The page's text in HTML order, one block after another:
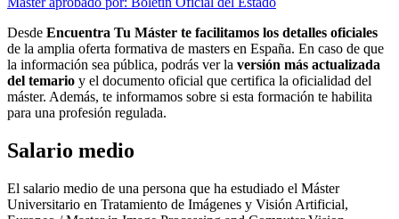
Desde Encuentra Tu Máster te facilitamos los detalles oficiales
de la amplia oferta formativa de masters en España. En caso de que
la información sea pública, podrás ver la versión más actualizada
del temario y el documento oficial que certifica la oficialidad del
máster. Además, te informamos sobre si esta formación te habilita
para una profesión regulada.
Salario medio
El salario medio de una persona que ha estudiado el Máster
Universitario en Tratamiento de Imágenes y Visión Artificial,